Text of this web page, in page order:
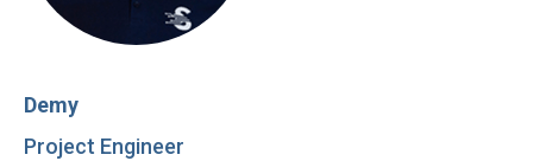
Demy
Project Engineer